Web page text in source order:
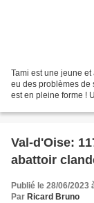
Tami est une jeune
eu des problèmes de
est en pleine forme !
Val-d'Oise:
abattoir
Publié le 28/06/2023
Par Ricard Bruno